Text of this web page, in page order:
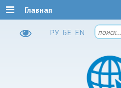
РУ БЕ EN
Главная